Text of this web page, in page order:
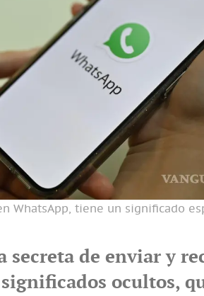
WhatsApp, tiene un significado
secreta de enviar y
ocultos,